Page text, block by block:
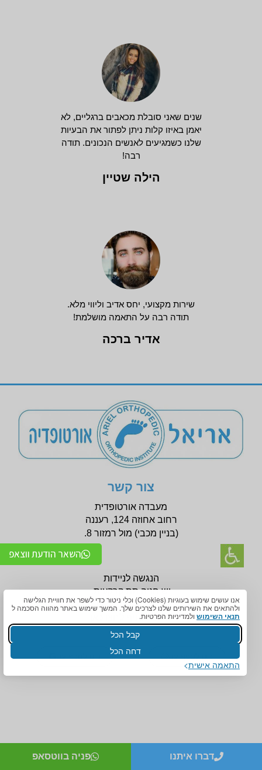
אנו עושים שימוש בעוגיות (Cookies) וכלי ניטור כדי לשפר את חוויית הגלישה
ולהתאים את השירותים שלנו לצרכים שלך. המשך שימוש באתר מהווה הסכמה ל
תנאי השימוש ולמדיניות הפרטיות.
קבל הכל
דחה הכל
התאמה אישית
שנים שאני סובלת מכאבים ברגליים, לא
יאמן באיזו קלות ניתן לפתור את הבעיות
שלנו כשמגיעים לאנשים הנכונים. תודה
רבה!
הילה שטיין
שירות מקצועי, יחס אדיב וליווי מלא.
תודה רבה על התאמה מושלמת!
אדיר ברכה
צור קשר
מעבדה אורטופדית
רחוב אחוזה 124, רעננה
(בניין מכבי) מול רמזור 8.
הנגשה לניידות
יש חניה תת קרקעית.
טלפון:09-7456772
לניווט לסניף לחצו כאן
נווט לסניף עם נווט לסניף עם
השאר הודעת ווצאפ
חגורות גב אורטופדיות
תומכים ומייצבים לשורש
דברו איתנו פניה בווטסאפ